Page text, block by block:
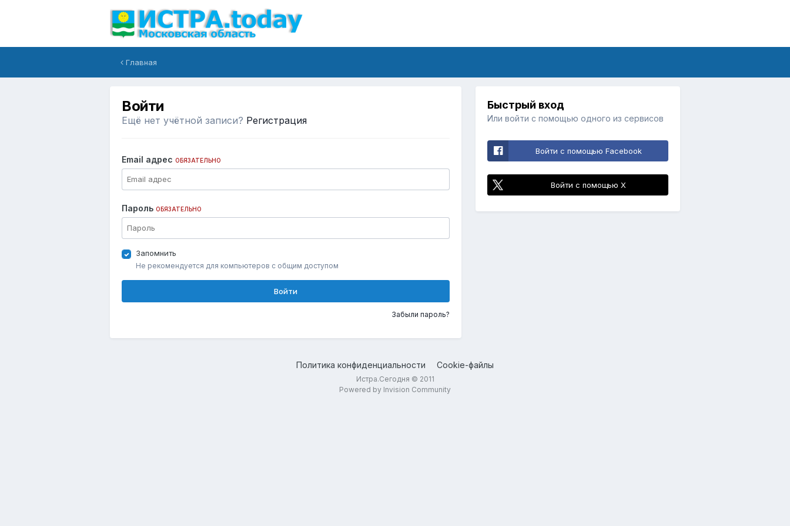
Главная
Войти
Ещё нет учётной записи? Регистрация
Email адрес ОБЯЗАТЕЛЬНО
Пароль ОБЯЗАТЕЛЬНО
Запомнить
Не рекомендуется для компьютеров с общим доступом
Войти
Забыли пароль?
Быстрый вход
Или войти с помощью одного из сервисов
Войти с помощью Facebook
Войти с помощью X
Политика конфиденциальности Cookie-файлы
Истра.Сегодня © 2011
Powered by Invision Community